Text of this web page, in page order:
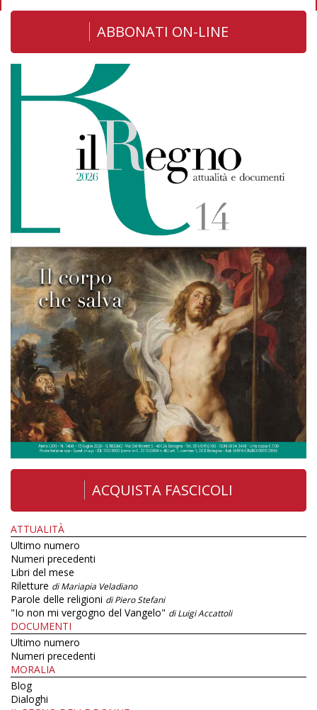
ABBONATI ON-LINE
ACQUISTA FASCICOLI
ATTUALITÀ
Ultimo numero
Numeri precedenti
Libri del mese
Riletture di Mariapia Veladiano
Parole delle religioni di Piero Stefani
"Io non mi vergogno del Vangelo" di Luigi Accattoli
DOCUMENTI
Ultimo numero
Numeri precedenti
MORALIA
Blog
Dialoghi